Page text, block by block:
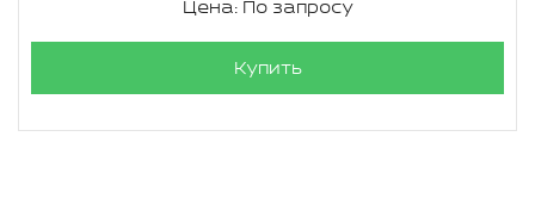
Цена: По запросу
Купить